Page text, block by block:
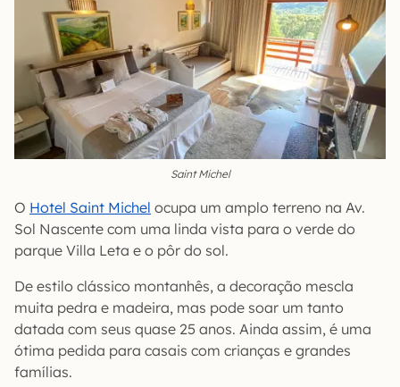
Saint Michel
O Hotel Saint Michel ocupa um amplo terreno na Av.
Sol Nascente com uma linda vista para o verde do
parque Villa Leta e o pôr do sol.
De estilo clássico montanhês, a decoração mescla
muita pedra e madeira, mas pode soar um tanto
datada com seus quase 25 anos. Ainda assim, é uma
ótima pedida para casais com crianças e grandes
famílias.